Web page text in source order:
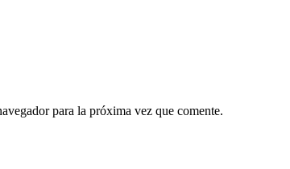
para la próxima vez que comente.